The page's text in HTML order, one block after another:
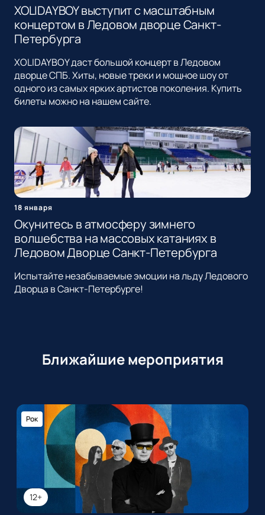
XOLIDAYBOY выступит с масштабным
концертом в Ледовом дворце Санкт-
Петербурга
XOLIDAYBOY даст большой концерт в Ледовом
дворце СПБ. Хиты, новые треки и мощное шоу от
одного из самых ярких артистов поколения. Купить
билеты можно на нашем сайте.
18 января
Окунитесь в атмосферу зимнего
волшебства на массовых катаниях в
Ледовом Дворце Санкт-Петербурга
Испытайте незабываемые эмоции на льду Ледового
Дворца в Санкт-Петербурге!
Ближайшие мероприятия
12+
Рок